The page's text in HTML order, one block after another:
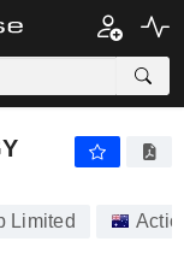
Limited